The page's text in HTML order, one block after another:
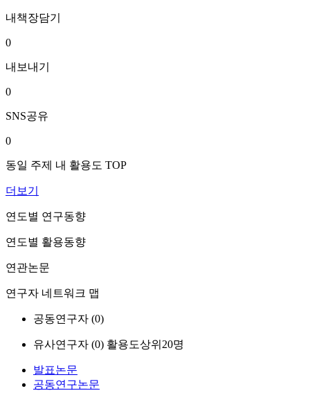
내책장담기
0
내보내기
0
SNS공유
0
동일 주제 내 활용도 TOP
더보기
연도별 연구동향
연도별 활용동향
연관논문
연구자 네트워크 맵
공동연구자 (0)
유사연구자 (0) 활용도상위20명
발표논문
공동연구논문